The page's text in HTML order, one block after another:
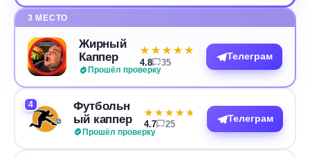
3 МЕСТО
Жирный
Каппер
Прошёл проверку
★★★★★
★★★★★
4.8 35
Телеграм
4
Футбольн
ый каппер
Прошёл проверку
★★★★★
★★★★★
4.7 25
Телеграм